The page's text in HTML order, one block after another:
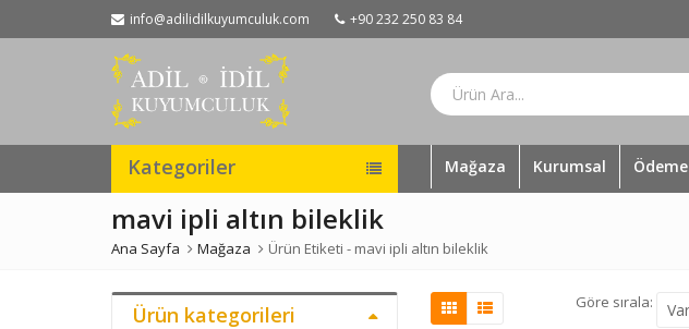
info@adilidilkuyumculuk.com +90 232 250 83 84
Kategoriler Mağaza Kurumsal Ödeme
mavi ipli altın bileklik
Ana Sayfa Mağaza Ürün Etiketi - mavi ipli altın bileklik
Göre sırala:
Ürün kategorileri